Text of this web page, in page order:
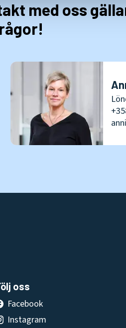
med oss
oss
Facebook
Instagram